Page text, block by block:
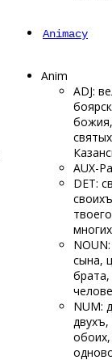
Animacy
Anim
ADJ:
AUX-
DET:
сына,
брата,
NUM:
двухъ,